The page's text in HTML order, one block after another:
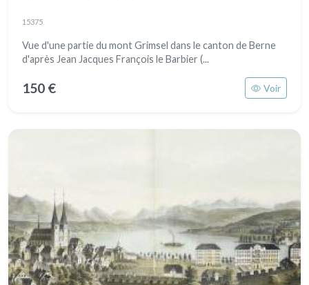
15375
Vue d'une partie du mont Grimsel dans le canton de Berne
d'après Jean Jacques François le Barbier (...
150 € Voir